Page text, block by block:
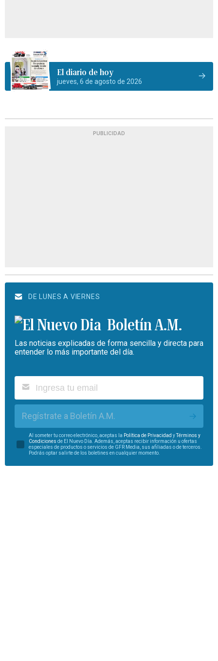
El diario de hoy
jueves, 6 de agosto de 2026
PUBLICIDAD
DE LUNES A VIERNES
Boletín A.M.
Las noticias explicadas de forma sencilla y directa para
entender lo más importante del día.
Regístrate a Boletín A.M.
Al someter tu correo electrónico, aceptas la Política de Privacidad yTérminos y
Condiciones de El Nuevo Día. Además, aceptas recibir información u ofertas
especiales de productos o servicios de GFR Media, sus afiliadas o de terceros.
Podrás optar salirte de los boletines en cualquier momento.